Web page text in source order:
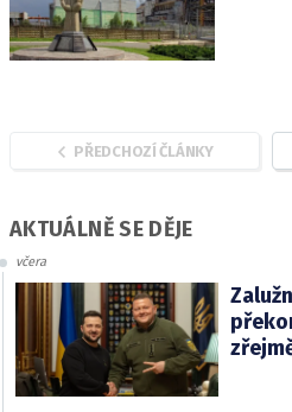
PŘEDCHOZÍ ČLÁNKY
AKTUÁLNĚ SE DĚJE
včera